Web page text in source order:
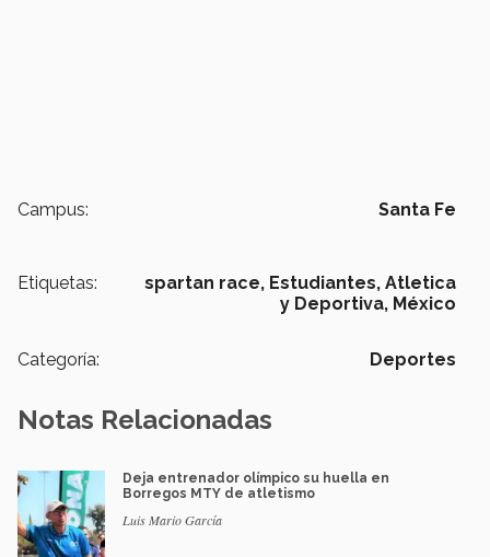
Campus: Santa Fe
Etiquetas: spartan race, Estudiantes, Atletica
y Deportiva, México
Categoría: Deportes
Notas Relacionadas
Deja entrenador olímpico su huella en
Borregos MTY de atletismo
Luis Mario García